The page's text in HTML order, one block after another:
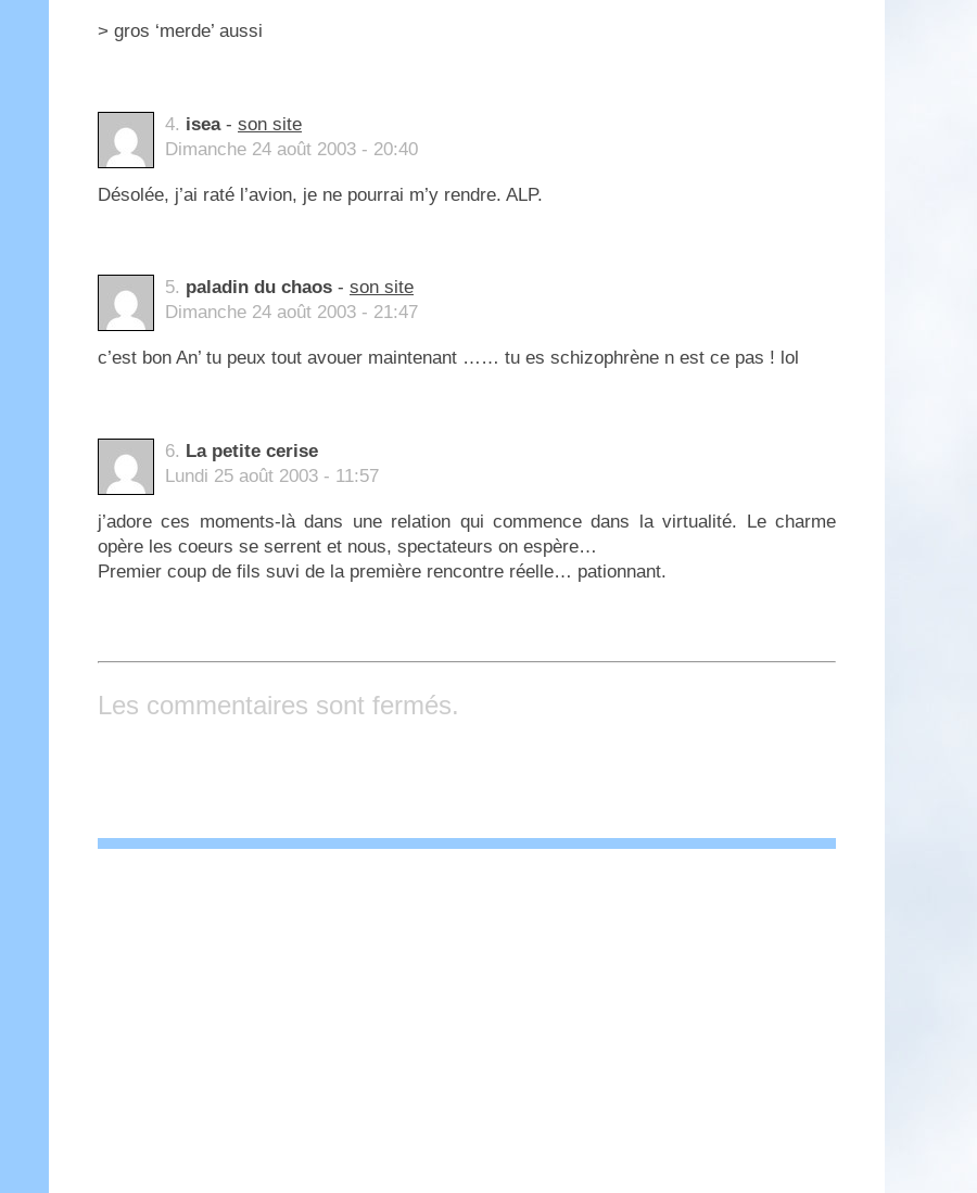
> gros ‘merde’ aussi
4. isea- son site
Dimanche 24 août 2003 - 20:40
Désolée, j’ai raté l’avion, je ne pourrai m’y rendre. ALP.
5. paladin du chaos - son site
Dimanche 24 août 2003 - 21:47
c’est bon An’ tu peux tout avouer maintenant …… tu es schizophrène n est ce pas ! lol
6. La petite cerise
Lundi 25 août 2003 - 11:57
j’adore ces moments-là dans une relation qui commence dans la virtualité. Le charme
opère les coeurs se serrent et nous, spectateurs on espère…
Premier coup de fils suvi de la première rencontre réelle… pationnant.
Les commentaires sont fermés.